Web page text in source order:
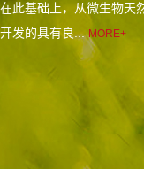
此基础上，从微生物
发的具有良...MORE+